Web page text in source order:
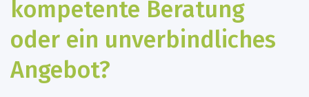
kompetente Beratung
oder ein unverbindliches
Angebot?